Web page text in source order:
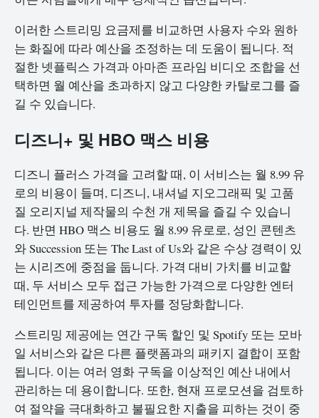
이러한 스트리밍 요금제를 비교하면 사용자 수와 원하
는 화질에 따라 예산을 조정하는 데 도움이 됩니다. 적
절한 넷플릭스 가격과 아마존 프라임 비디오 조합을 선
택하면 월 예산을 초과하지 않고 다양한 카탈로그를 즐
길 수 있습니다.
디즈니+ 및 HBO 맥스 비용
디즈니 플러스 가격을 고려할 때, 이 서비스는 월 8.99 유
로의 비용이 들며, 디즈니, 내셔널 지오그래픽 및 고품
질 오리지널 제작물의 수천 개 제목을 즐길 수 있습니
다. 반면 HBO 맥스 비용도 월 8.99 유로로, 성인 콘텐츠
와 Succession 또는 The Last of Us와 같은 수상 경력이 있
는 시리즈에 중점을 둡니다. 가격 대비 가치를 비교할
때, 두 서비스 모두 접근 가능한 가격으로 다양한 엔터
테인먼트를 제공하여 투자를 정당화합니다.
스트리밍 제공에는 연간 구독 할인 및 Spotify 또는 모바
일 서비스와 같은 다른 플랫폼과의 패키지 결합이 포함
됩니다. 이는 여러 영화 구독을 이상적인 예산 내에서
관리하는 데 용이합니다. 또한, 현재 프로모션을 검토하
여 절약을 극대화하고 불필요한 지출을 피하는 것이 중